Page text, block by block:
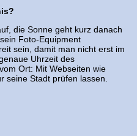
die Sonne geht kurz danach
Foto-Equipment
sein, damit man nicht erst im
Uhrzeit des
Ort: Mit Webseiten wie
seine Stadt prüfen lassen.